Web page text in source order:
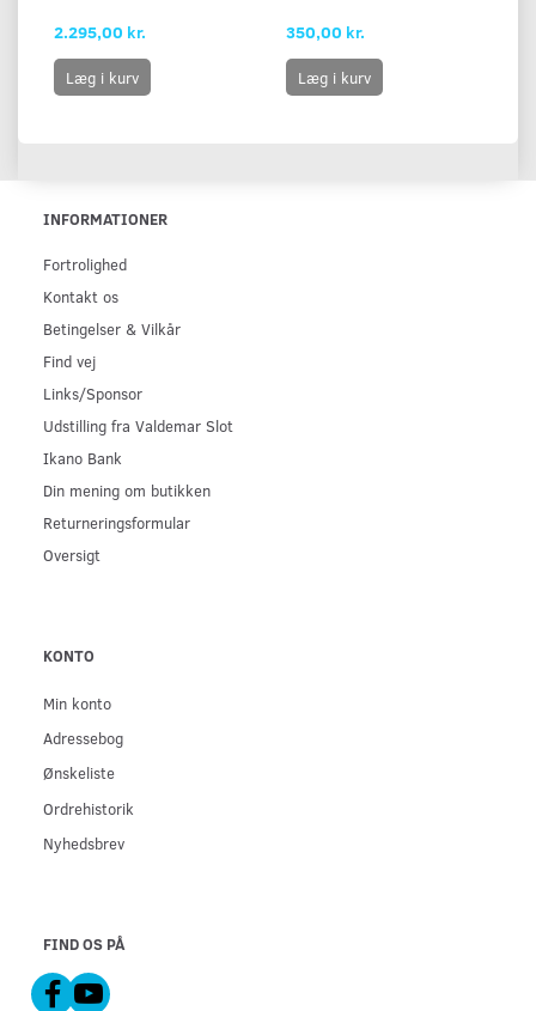
2.295,00 kr.
Læg i kurv
350,00 kr.
Læg i kurv
INFORMATIONER
Fortrolighed
Kontakt os
Betingelser & Vilkår
Find vej
Links/Sponsor
Udstilling fra Valdemar Slot
Ikano Bank
Din mening om butikken
Returneringsformular
Oversigt
KONTO
Min konto
Adressebog
Ønskeliste
Ordrehistorik
Nyhedsbrev
FIND OS PÅ